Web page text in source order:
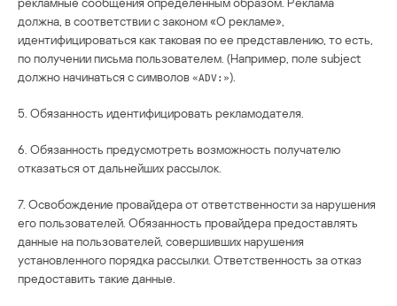
должна, в соответствии с законом «О рекламе»,
идентифицироваться как таковая по ее представлению, то есть,
по получении письма пользователем. (Например, поле subject
должно начинаться с символов «ADV:»).
5. Обязанность идентифицировать рекламодателя.
6. Обязанность предусмотреть возможность получателю
отказаться от дальнейших рассылок.
7. Освобождение провайдера от ответственности за нарушения
его пользователей. Обязанность провайдера предоставлять
данные на пользователей, совершивших нарушения
установленного порядка рассылки. Ответственность за отказ
предоставить такие данные.